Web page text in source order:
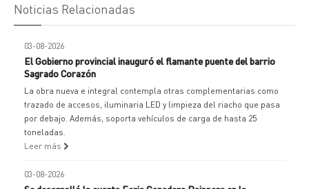
Noticias Relacionadas
03-08-2026
El Gobierno provincial inauguró el flamante puente del barrio
Sagrado Corazón
La obra nueva e integral contempla otras complementarias como
trazado de accesos, iluminaria LED y limpieza del riacho que pasa
por debajo. Además, soporta vehículos de carga de hasta 25
toneladas.
Leer más
03-08-2026